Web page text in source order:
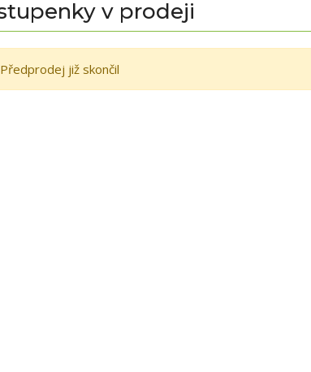
v prodeji
Předprodej již skončil